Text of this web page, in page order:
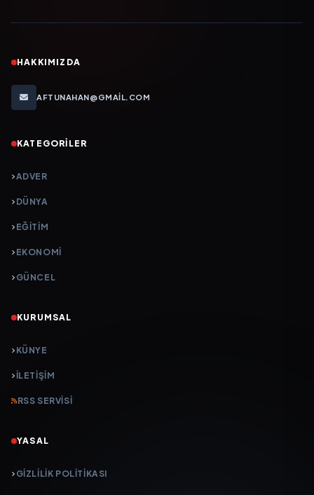
HAKKIMIZDA
AFTUNAHAN@GMAIL.COM
KATEGORILER
ADVER
DÜNYA
EĞİTİM
EKONOMİ
GÜNCEL
KURUMSAL
KÜNYE
İLETIŞIM
RSS SERVISI
YASAL
GIZLILIK POLITIKASI